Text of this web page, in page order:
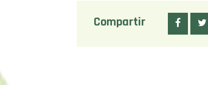
Compartir